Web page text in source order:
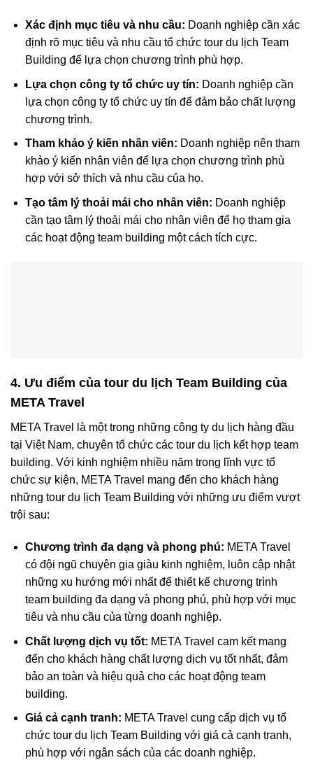
Xác định mục tiêu và nhu cầu: Doanh nghiệp cần xác
định rõ mục tiêu và nhu cầu tổ chức tour du lịch Team
Building để lựa chọn chương trình phù hợp.
Lựa chọn công ty tổ chức uy tín: Doanh nghiệp cần
lựa chọn công ty tổ chức uy tín để đảm bảo chất lượng
chương trình.
Tham khảo ý kiến nhân viên: Doanh nghiệp nên tham
khảo ý kiến nhân viên để lựa chọn chương trình phù
hợp với sở thích và nhu cầu của họ.
Tạo tâm lý thoải mái cho nhân viên: Doanh nghiệp
cần tạo tâm lý thoải mái cho nhân viên để họ tham gia
các hoạt động team building một cách tích cực.
4. Ưu điểm của tour du lịch Team Building của
META Travel
META Travel là một trong những công ty du lịch hàng đầu
tại Việt Nam, chuyên tổ chức các tour du lịch kết hợp team
building. Với kinh nghiệm nhiều năm trong lĩnh vực tổ
chức sự kiện, META Travel mang đến cho khách hàng
những tour du lịch Team Building với những ưu điểm vượt
trội sau:
Chương trình đa dạng và phong phú: META Travel
có đội ngũ chuyên gia giàu kinh nghiệm, luôn cập nhật
những xu hướng mới nhất để thiết kế chương trình
team building đa dạng và phong phú, phù hợp với mục
tiêu và nhu cầu của từng doanh nghiệp.
Chất lượng dịch vụ tốt: META Travel cam kết mang
đến cho khách hàng chất lượng dịch vụ tốt nhất, đảm
bảo an toàn và hiệu quả cho các hoạt động team
building.
Giá cả cạnh tranh: META Travel cung cấp dịch vụ tổ
chức tour du lịch Team Building với giá cả cạnh tranh,
phù hợp với ngân sách của các doanh nghiệp.